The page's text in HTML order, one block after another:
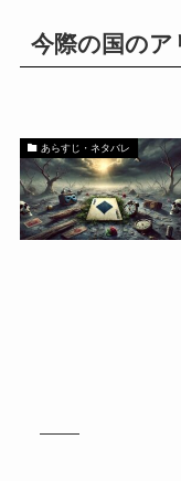
今際の国のア
あらすじ・ネタバレ